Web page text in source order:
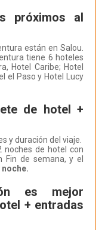
próximos al
están en Salou.
tiene 6 hoteles
Hotel Caribe; Hotel
el Paso y Hotel Lucy
de hotel +
y duración del viaje.
noches de hotel con
Fin de semana, y el
es mejor
+ entradas